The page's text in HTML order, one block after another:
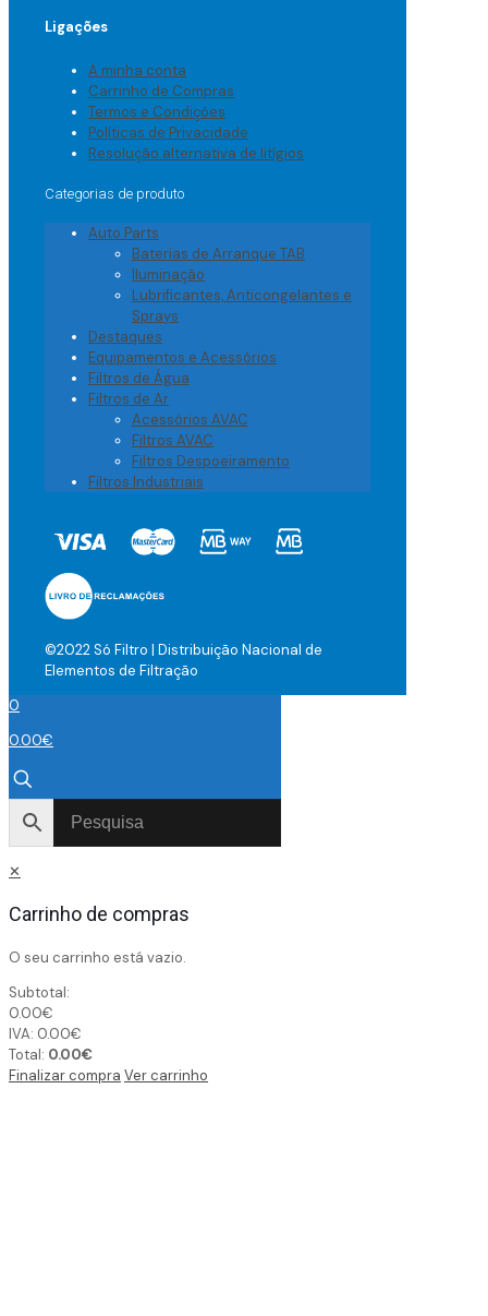
Ligações
A minha conta
Carrinho de Compras
Termos e Condições
Políticas de Privacidade
Resolução alternativa de litígios
Categorias de produto
Auto Parts
Baterias de Arranque TAB
Iluminação
Lubrificantes, Anticongelantes e
Sprays
Destaques
Equipamentos e Acessórios
Filtros de Água
Filtros de Ar
Acessórios AVAC
Filtros AVAC
Filtros Despoeiramento
Filtros Industriais
©2022 Só Filtro | Distribuição Nacional de
Elementos de Filtração
0
0.00€
✕
Carrinho de compras
O seu carrinho está vazio.
Subtotal:
0.00€
IVA: 0.00€
Total: 0.00€
Finalizar compra Ver carrinho